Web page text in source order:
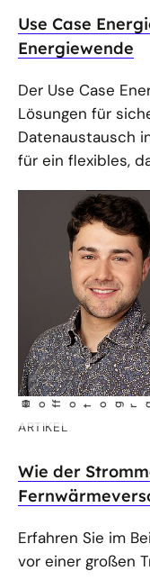
Use Case
Energiewende
Der Use Case
Lösungen für
Datenaustausch
für ein flexibles,
©
Ho f
fotog r
a fen/s
i l
ARTIKEL
Wie der
Erfahren Sie im
vor einer großen